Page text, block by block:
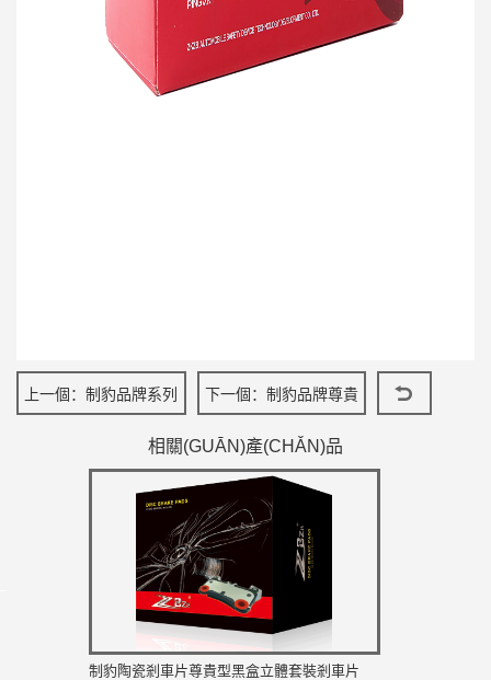
上一個：制豹品牌系列 下一個： 制豹品牌尊貴
套裝系列剎車片
相關(GUĀN)產(CHǍN)品
制豹陶瓷剎車片尊貴型黑盒立體套裝剎車片